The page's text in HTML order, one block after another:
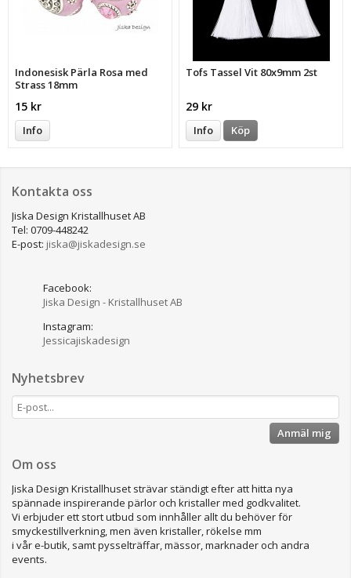
Indonesisk Pärla Rosa med
Strass 18mm
15 kr
Info
Tofs Tassel Vit 80x9mm 2st
29 kr
Info Köp
Kontakta oss
Jiska Design Kristallhuset AB
Tel: 0709-448242
E-post: jiska@jiskadesign.se
Facebook:
Jiska Design - Kristallhuset AB
Instagram:
Jessicajiskadesign
Nyhetsbrev
Anmäl mig
Om oss
Jiska Design Kristallhuset strävar ständigt efter att hitta nya
spännade inspirerande pärlor och kristaller med godkvalitet.
Vi erbjuder ett stort utbud som innhåller allt du behöver för
smyckestillverkning, men även kristaller, rökelse mm
i vår e-butik, samt pysselträffar, mässor, marknader och andra
events.